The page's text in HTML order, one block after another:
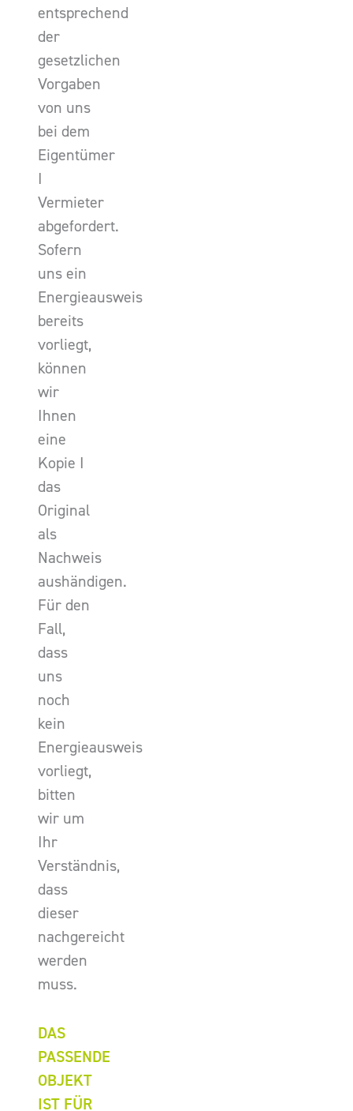
entsprechend
der
gesetzlichen
Vorgaben
von uns
bei dem
Eigentümer
I
Vermieter
abgefordert.
Sofern
uns ein
Energieausweis
bereits
vorliegt,
können
wir
Ihnen
eine
Kopie I
das
Original
als
Nachweis
aushändigen.
Für den
Fall,
dass
uns
noch
kein
Energieausweis
vorliegt,
bitten
wir um
Ihr
Verständnis,
dass
dieser
nachgereicht
werden
muss.
DAS
PASSENDE
OBJEKT
IST FÜR